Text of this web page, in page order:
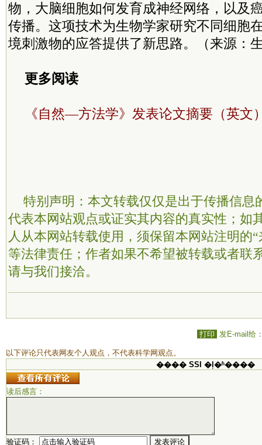
物，大脑细胞如何发育成神经网络，以及
传播。这项技术为生物学家研究不同细胞
境刺激物的应答提供了新思路。（来源：
更多阅读
《自然—方法学》发表论文摘要（英文
特别声明：本文转载仅仅是出于传播信息
代表本网站观点或证实其内容的真实性；如
人从本网站转载使用，须保留本网站注明的
等法律责任；作者如果不希望被转载或者联
请与我们接洽。
打印 发E-mail给
以下评论只代表网友个人观点，不代表科学网观点。
���� SSI �ļ�ʱ����
读后感言：
验证码：